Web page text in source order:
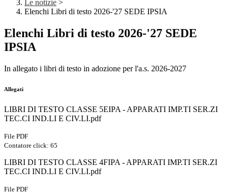
Le notizie >
Elenchi Libri di testo 2026-'27 SEDE IPSIA
Elenchi Libri di testo 2026-'27 SEDE
IPSIA
In allegato i libri di testo in adozione per l'a.s. 2026-2027
Allegati
LIBRI DI TESTO CLASSE 5EIPA - APPARATI IMP.TI SER.ZI
TEC.CI IND.LI E CIV.LI.pdf
File PDF
Contatore click: 65
LIBRI DI TESTO CLASSE 4FIPA - APPARATI IMP.TI SER.ZI
TEC.CI IND.LI E CIV.LI.pdf
File PDF